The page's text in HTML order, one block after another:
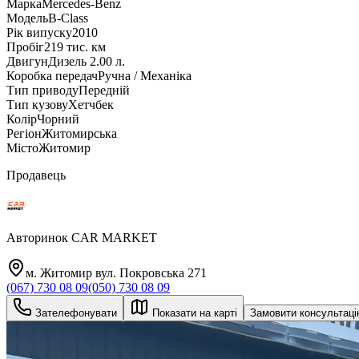
МаркаMercedes-Benz
МодельB-Class
Рік випуску2010
Пробіг219 тис. км
ДвигунДизель 2.00 л.
Коробка передачРучна / Механіка
Тип приводуПередній
Тип кузовуХетчбек
КолірЧорний
РегіонЖитомирська
МістоЖитомир
Продавець
Авторинок CAR MARKET
м. Житомир вул. Покровська 271
(067) 730 08 09(050) 730 08 09
Зателефонувати Показати на карті Замовити